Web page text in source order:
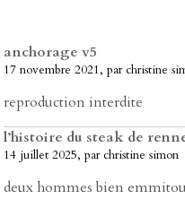
anchorage v5
17 novembre 2021, par christine
reproduction interdite
l’histoire du steak de
14 juillet 2025, par christine simon
deux hommes bien